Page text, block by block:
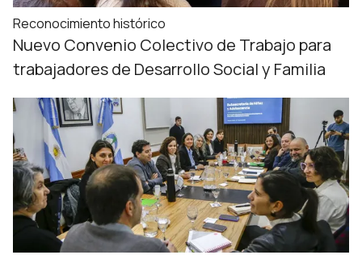
Reconocimiento histórico
Nuevo Convenio Colectivo de Trabajo para
trabajadores de Desarrollo Social y Familia